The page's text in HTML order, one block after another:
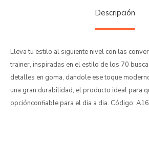
Descripción
Lleva tu estilo al siguiente nivel con las
trainer, inspiradas en el estilo de los 70
detalles en goma, dandole ese toque
una gran durabilidad, el producto ideal para
opciónconfiable para el dia a dia. Código: